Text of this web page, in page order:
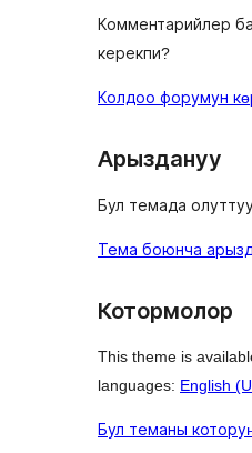
Комментарийлер
керекпи?
Колдоо форумун
Арыздануу
Бул темада
Тема боюнча
Котормолор
This theme is
languages: English
Бул теманы